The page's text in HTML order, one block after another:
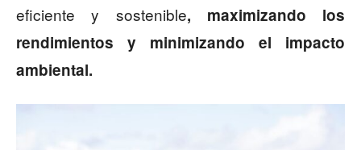
eficiente y sostenible, maximizando los
rendimientos y minimizando el impacto
ambiental.